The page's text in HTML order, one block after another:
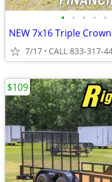
• • • • •
NEW 7x16 Triple
7/17 CALL 833-317-
$109